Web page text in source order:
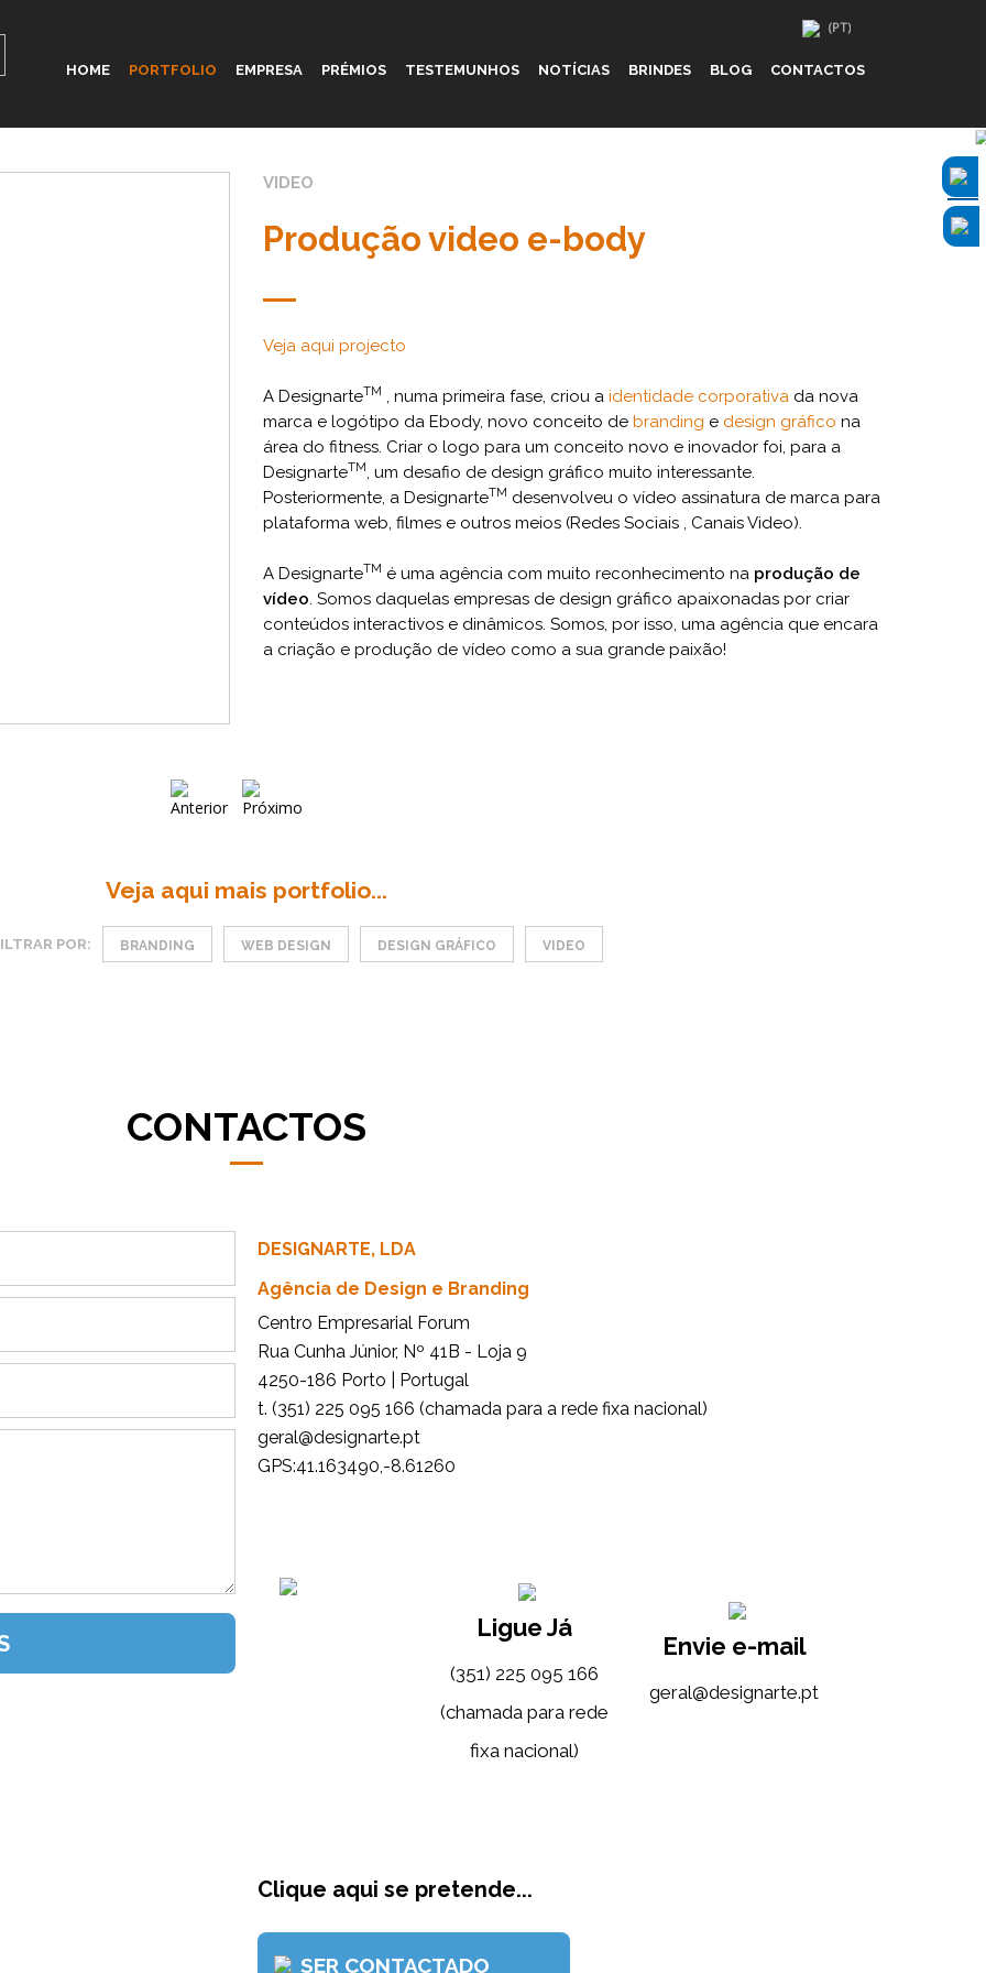
HOME PORTFOLIO EMPRESA PRÉMIOS TESTEMUNHOS NOTÍCIAS BRINDES BLOG CONTACTOS
VIDEO
Produção video e-body
Veja aqui projecto
A DesignarteTM , numa primeira fase, criou a identidade corporativa da nova
marca e logótipo da Ebody, novo conceito de branding e design gráfico na
área do fitness. Criar o logo para um conceito novo e inovador foi, para a
DesignarteTM, um desafio de design gráfico muito interessante.
Posteriormente, a DesignarteTM desenvolveu o vídeo assinatura de marca para
plataforma web, filmes e outros meios (Redes Sociais , Canais Video).
A DesignarteTM é uma agência com muito reconhecimento na produção de
vídeo. Somos daquelas empresas de design gráfico apaixonadas por criar
conteúdos interactivos e dinâmicos. Somos, por isso, uma agência que encara
a criação e produção de vídeo como a sua grande paixão!
Veja aqui mais portfolio...
POR: BRANDING WEB DESIGN DESIGN GRÁFICO VIDEO
CONTACTOS
DESIGNARTE, LDA
Agência de Design e Branding
Centro Empresarial Forum
Rua Cunha Júnior, Nº 41B - Loja 9
4250-186 Porto | Portugal
t. (351) 225 095 166 (chamada para a rede fixa nacional)
tp.etrangised@lareg
GPS:41.163490,-8.61260
Ligue Já
(351) 225 095 166
(chamada para rede
fixa nacional)
Envie e-mail
tp.etrangised@lareg
Clique aqui se pretende...
SER CONTACTADO